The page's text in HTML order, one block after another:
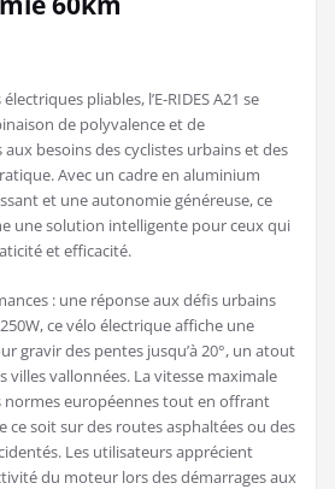
pliables, l’E-RIDES A21 se
de polyvalence et de
besoins des cyclistes urbains et des
Avec un cadre en aluminium
et une autonomie généreuse, ce
une solution intelligente pour ceux qui
et efficacité.
: une réponse aux défis urbains
ce vélo électrique affiche une
gravir des pentes jusqu’à 20°, un atout
villes vallonnées. La vitesse maximale
normes européennes tout en offrant
ce soit sur des routes asphaltées ou des
Les utilisateurs apprécient
du moteur lors des démarrages aux